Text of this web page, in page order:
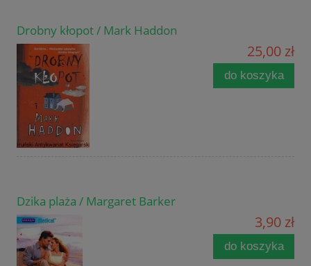
Drobny kłopot / Mark Haddon
25,00 zł
do koszyka
Dzika plaża / Margaret Barker
3,90 zł
do koszyka